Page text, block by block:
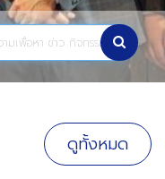
ดูทั้งหมด